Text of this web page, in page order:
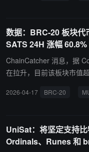
数据：BRC-20 板块代
SATS 24H 涨幅 60.8%
ChainCatcher 消息，据
在拉升，目前该板块市值
时涨幅 398.9%；ORDI 暂
美元，24 小时涨幅 59.8%
2026-04-17 BRC-20
UniSat：将坚定支持
Ordinals、Runes 和